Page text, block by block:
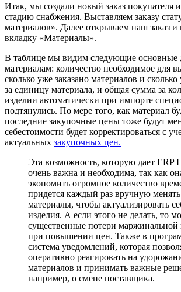
Итак, мы создали новый заказ покупателя
стадию снабжения. Выставляем заказу
материалов». Далее открываем наш заказ и
вкладку «Материалы».
В таблице мы видим следующие основные
материалам: количество необходимое для
сколько уже заказано материалов и
за единицу материала, и общая сумма за
изделии автоматически при импорте
подтянулись. По мере того, как материал
последние закупочные цены тоже будут
себестоимости будет корректироваться с
актуальных закупочных цен.
Эта возможность, которую дает ERP
очень важна и необходима, так как
экономить огромное количество
придется каждый раз вручную
материалы, чтобы актуализировать
изделия. А если этого не делать, то
существенные потери
при повышении цен. Также в
система уведомлений, которая
оперативно реагировать на
материалов и принимать важные
например, о смене поставщика.